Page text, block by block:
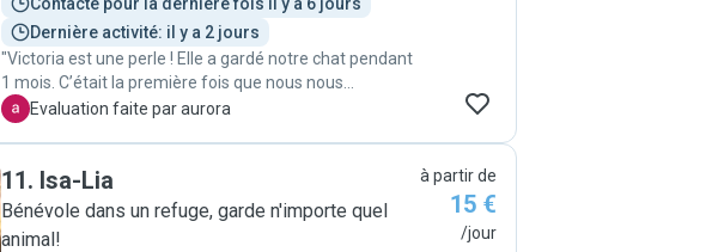
Dernière activité: il y a 2 jours
"Victoria est une perle ! Elle a gardé notre chat pendant
1 mois. C’était la première fois que nous nous
absentions autant de temps et elle nous a tout de suite
notre chat l’a adopté ❤️ merci encore pour tes
merveilleux services et soins, j’espère que nous aurons
l’occasion de refaire appel à toi! "
A Evaluation faite par aurora
11. Isa-Lia
Bénévole dans un refuge, garde n'importe quel
animal!
à partir de
15 €
/jour